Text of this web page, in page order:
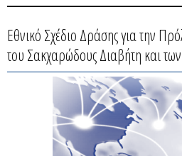
Εθνικό Σχέδιο Δράσης για την
του Σακχαρώδους Διαβήτη και